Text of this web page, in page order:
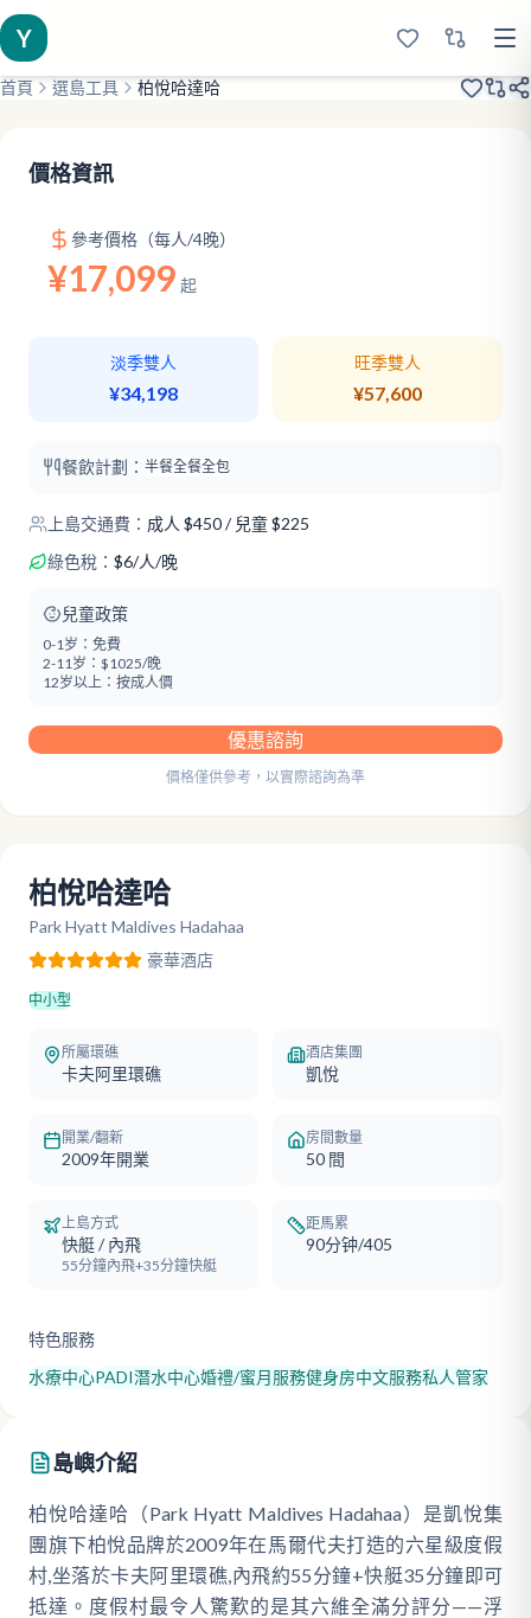
Y
首頁 選島工具 柏悅哈達哈
價格資訊
參考價格（每人/4晚）
¥17,099 起
淡季雙人
¥34,198
旺季雙人
¥57,600
餐飲計劃： 半餐全餐全包
上島交通費： 成人 $450/ 兒童 $225
綠色稅： $6/人/晚
兒童政策
0-1岁： 免費
2-11岁： $1025/晚
12岁以上： 按成人價
優惠諮詢
價格僅供參考，以實際諮詢為準
柏悅哈達哈
Park Hyatt Maldives Hadahaa
豪華酒店
中小型
所屬環礁
卡夫阿里環礁
酒店集團
凱悅
開業/翻新
2009年開業
房間數量
50 間
上島方式
快艇 / 內飛
55分鐘內飛+35分鐘快艇
距馬累
90分钟/405
特色服務
水療中心PADI潛水中心婚禮/蜜月服務健身房中文服務私人管家
島嶼介紹
柏悅哈達哈（Park Hyatt Maldives Hadahaa）是凱悅集
團旗下柏悅品牌於2009年在馬爾代夫打造的六星級度假
村,坐落於卡夫阿里環礁,內飛約55分鐘+快艇35分鐘即可
抵達。度假村最令人驚歎的是其六維全滿分評分——浮